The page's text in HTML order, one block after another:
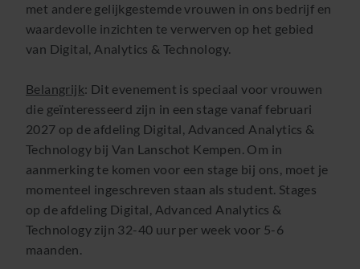
met andere gelijkgestemde vrouwen in ons bedrijf en
waardevolle inzichten te verwerven op het gebied
van Digital, Analytics & Technology.
Belangrijk: Dit evenement is speciaal voor vrouwen
die geïnteresseerd zijn in een stage vanaf februari
2027 op de afdeling Digital, Advanced Analytics &
Technology bij Van Lanschot Kempen. Om in
aanmerking te komen voor een stage bij ons, moet je
momenteel ingeschreven staan als student. Stages
op de afdeling Digital, Advanced Analytics &
Technology zijn 32-40 uur per week voor 5-6
maanden.